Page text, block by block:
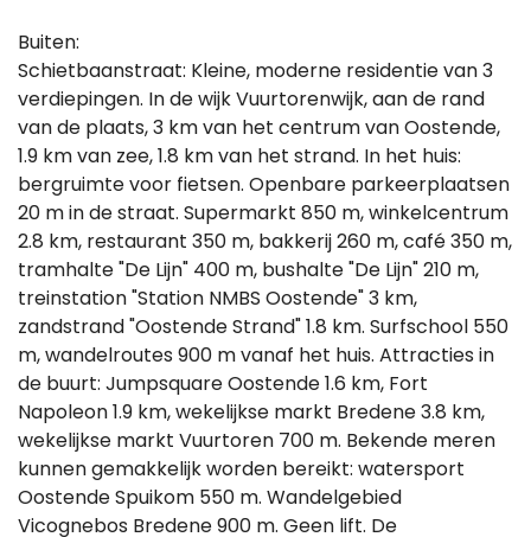
Buiten:
Schietbaanstraat: Kleine, moderne residentie van 3
verdiepingen. In de wijk Vuurtorenwijk, aan de rand
van de plaats, 3 km van het centrum van Oostende,
1.9 km van zee, 1.8 km van het strand. In het huis:
bergruimte voor fietsen. Openbare parkeerplaatsen
20 m in de straat. Supermarkt 850 m, winkelcentrum
2.8 km, restaurant 350 m, bakkerij 260 m, café 350 m,
tramhalte "De Lijn" 400 m, bushalte "De Lijn" 210 m,
treinstation "Station NMBS Oostende" 3 km,
zandstrand "Oostende Strand" 1.8 km. Surfschool 550
m, wandelroutes 900 m vanaf het huis. Attracties in
de buurt: Jumpsquare Oostende 1.6 km, Fort
Napoleon 1.9 km, wekelijkse markt Bredene 3.8 km,
wekelijkse markt Vuurtoren 700 m. Bekende meren
kunnen gemakkelijk worden bereikt: watersport
Oostende Spuikom 550 m. Wandelgebied
Vicognebos Bredene 900 m. Geen lift. De